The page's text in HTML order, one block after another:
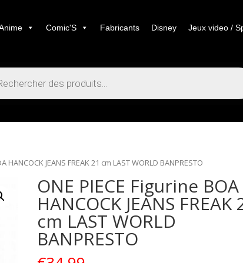
Comic'S Fabricants Disney Jeux video /
HANCOCK JEANS FREAK 21 cm LAST WORLD BANPRESTO
ONE PIECE Figurine BOA
HANCOCK JEANS FREAK
cm LAST WORLD
BANPRESTO